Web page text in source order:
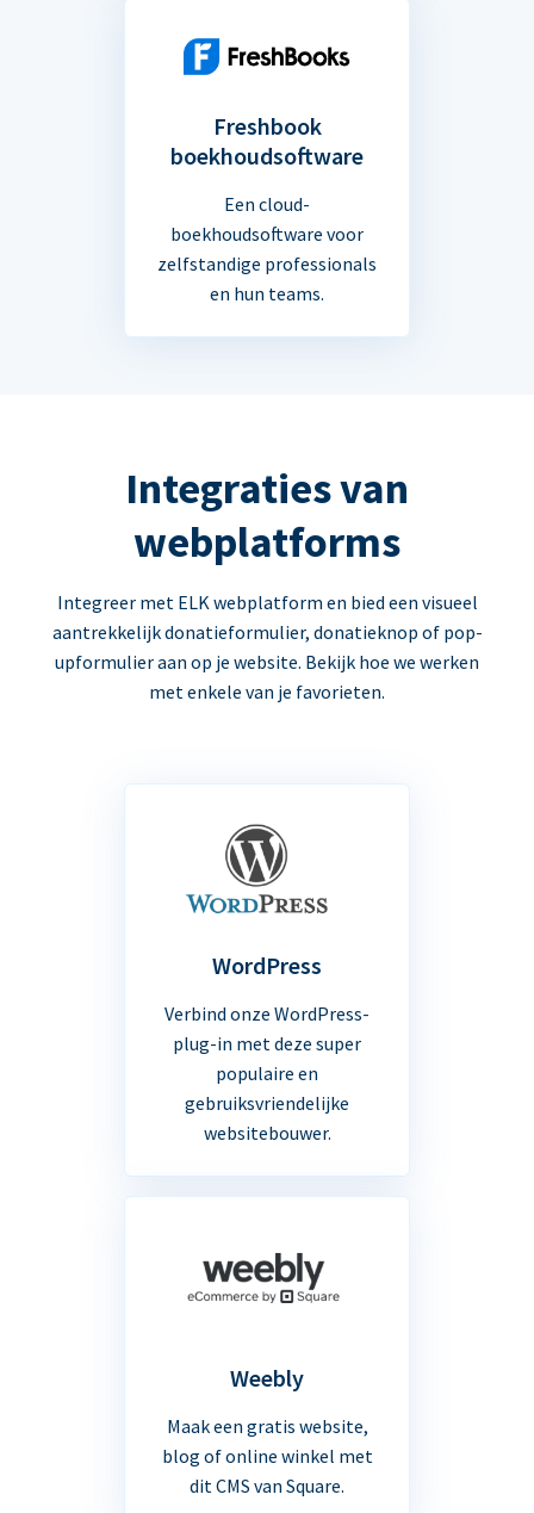
Freshbook
boekhoudsoftware
Een cloud-
boekhoudsoftware voor
zelfstandige professionals
en hun teams.
Integraties van
webplatforms
Integreer met ELK webplatform en bied een visueel
aantrekkelijk donatieformulier, donatieknop of pop-
upformulier aan op je website. Bekijk hoe we werken
met enkele van je favorieten.
WordPress
Verbind onze WordPress-
plug-in met deze super
populaire en
gebruiksvriendelijke
websitebouwer.
Weebly
Maak een gratis website,
blog of online winkel met
dit CMS van Square.